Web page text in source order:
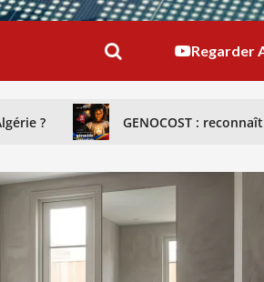
Regarder
GENOCOST : reconnaître le génocide